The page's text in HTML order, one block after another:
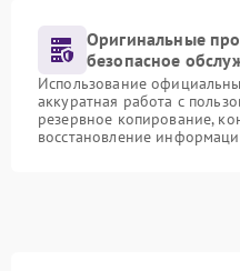
Оригинальные
безопасное
Использование
аккуратная работа с
резервное копирование,
восстановление